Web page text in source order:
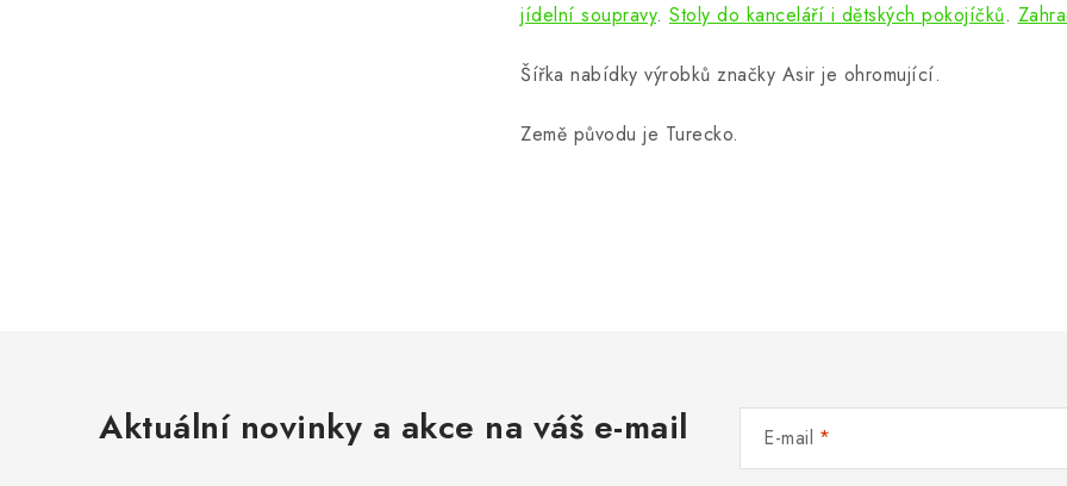
jídelní soupravy. Stoly do kanceláří i dětských pokojíčků.
Šířka nabídky výrobků značky Asir je ohromující.
Země původu je Turecko.
Aktuální novinky a akce na váš e-mail E-mail